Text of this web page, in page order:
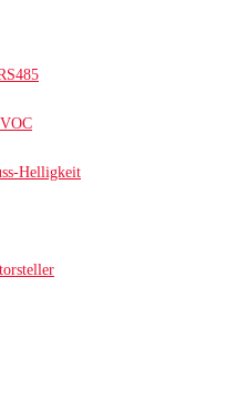
Helligkeit